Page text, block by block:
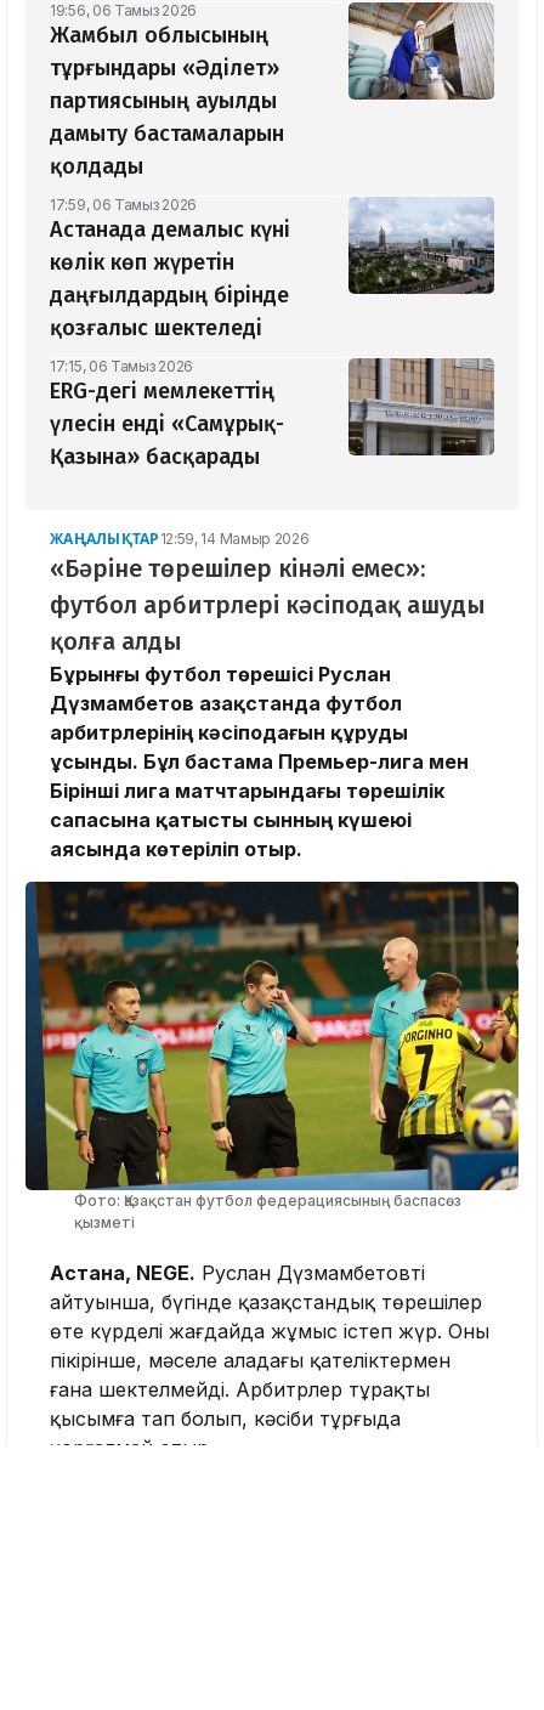
19:56, 06 Тамыз 2026
Жамбыл облысының
тұрғындары «Әділет»
партиясының ауылды
дамыту бастамаларын
қолдады
17:59, 06 Тамыз 2026
Астанада демалыс күні
көлік көп жүретін
даңғылдардың бірінде
қозғалыс шектеледі
17:15, 06 Тамыз 2026
ERG-дегі мемлекеттің
үлесін енді «Самұрық-
Қазына» басқарады
ЖАҢАЛЫҚТАР 12:59, 14 Мамыр 2026
«Бәріне төрешілер кінәлі емес»:
футбол арбитрлері кәсіподақ ашуды
қолға алды
Бұрынғы футбол төрешісі Руслан
Дүзмамбетов Қазақстанда футбол
арбитрлерінің кәсіподағын құруды
ұсынды. Бұл бастама Премьер-лига мен
Бірінші лига матчтарындағы төрешілік
сапасына қатысты сынның күшеюі
аясында көтеріліп отыр.
Фото: Қазақстан футбол федерациясының баспасөз
қызметі
Астана, NEGE. Руслан Дүзмамбетовтің
айтуынша, бүгінде қазақстандық төрешілер
өте күрделі жағдайда жұмыс істеп жүр. Оның
пікірінше, мәселе алаңдағы қателіктермен
ғана шектелмейді. Арбитрлер тұрақты
қысымға тап болып, кәсіби тұрғыда
қорғалмай отыр.